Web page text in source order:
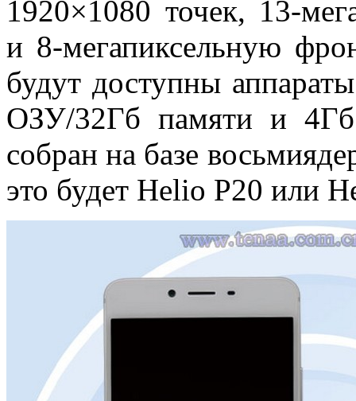
1920×1080 точек, 13-
и 8-мегапиксельную
будут доступны
ОЗУ/32Гб памяти и
собран на базе
это будет Helio P20 или